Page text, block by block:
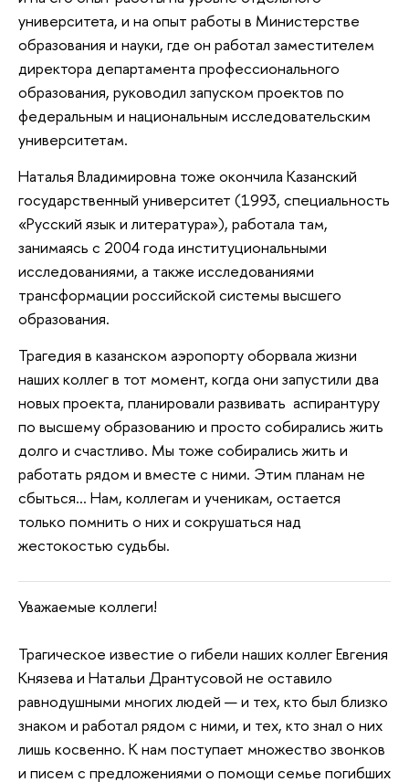
университета, и на опыт работы в Министерстве
образования и науки, где он работал заместителем
директора департамента профессионального
образования, руководил запуском проектов по
федеральным и национальным исследовательским
университетам.
Наталья Владимировна тоже окончила Казанский
государственный университет (1993, специальность
«Русский язык и литература»), работала там,
занимаясь с 2004 года институциональными
исследованиями, а также исследованиями
трансформации российской системы высшего
образования.
Трагедия в казанском аэропорту оборвала жизни
наших коллег в тот момент, когда они запустили два
новых проекта, планировали развивать аспирантуру
по высшему образованию и просто собирались жить
долго и счастливо. Мы тоже собирались жить и
работать рядом и вместе с ними. Этим планам не
сбыться… Нам, коллегам и ученикам, остается
только помнить о них и сокрушаться над
жестокостью судьбы.
Уважаемые коллеги!
Трагическое известие о гибели наших коллег Евгения
Князева и Натальи Дрантусовой не оставило
равнодушными многих людей — и тех, кто был близко
знаком и работал рядом с ними, и тех, кто знал о них
лишь косвенно. К нам поступает множество звонков
и писем с предложениями о помощи семье погибших